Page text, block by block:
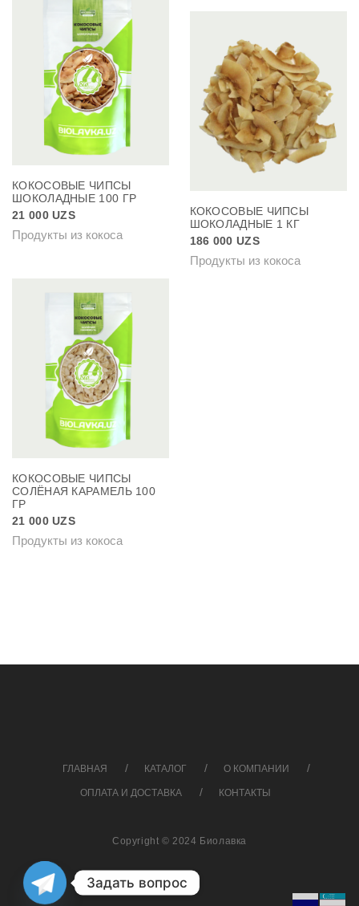
КОКОСОВЫЕ ЧИПСЫ
ШОКОЛАДНЫЕ 100 ГР
21 000UZS
Продукты из кокоса
КОКОСОВЫЕ ЧИПСЫ
ШОКОЛАДНЫЕ 1 КГ
186 000 UZS
Продукты из кокоса
КОКОСОВЫЕ ЧИПСЫ
СОЛЁНАЯ КАРАМЕЛЬ 100
ГР
21 000UZS
Продукты из кокоса
ГЛАВНАЯ КАТАЛОГ О КОМПАНИИ
ОПЛАТА И ДОСТАВКА КОНТАКТЫ
Copyright © 2024 Биолавка
Задать вопрос